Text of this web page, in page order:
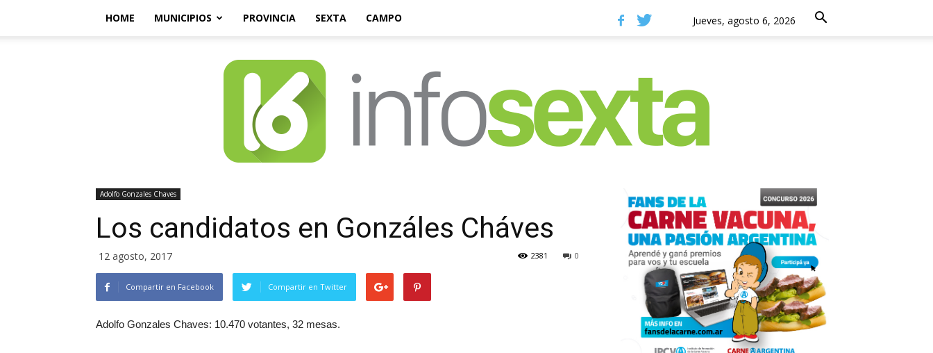
HOME MUNICIPIOS PROVINCIA SEXTA CAMPO Jueves, agosto 6, 2026
Adolfo Gonzales Chaves
Los candidatos en Gonzáles Cháves
12 agosto, 2017 0
2381
Compartir en Facebook Compartir en Twitter
Adolfo Gonzales Chaves: 10.470 votantes, 32 mesas.